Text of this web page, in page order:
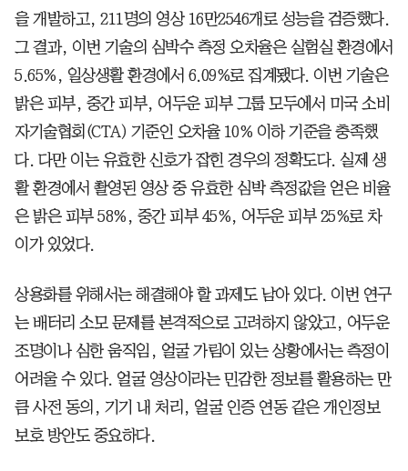
을 개발하고, 211명의 영상 16만2546개로 성능을 검증했다.
그 결과, 이번 기술의 심박수 측정 오차율은 실험실 환경에서
5.65%, 일상생활 환경에서 6.09%로 집계됐다. 이번 기술은
밝은 피부, 중간 피부, 어두운 피부 그룹 모두에서 미국 소비
자기술협회(CTA) 기준인 오차율 10% 이하 기준을 충족했
다. 다만 이는 유효한 신호가 잡힌 경우의 정확도다. 실제 생
활 환경에서 촬영된 영상 중 유효한 심박 측정값을 얻은 비율
은 밝은 피부 58%, 중간 피부 45%, 어두운 피부 25%로 차
이가 있었다.
상용화를 위해서는 해결해야 할 과제도 남아 있다. 이번 연구
는 배터리 소모 문제를 본격적으로 고려하지 않았고, 어두운
조명이나 심한 움직임, 얼굴 가림이 있는 상황에서는 측정이
어려울 수 있다. 얼굴 영상이라는 민감한 정보를 활용하는 만
큼 사전 동의, 기기 내 처리, 얼굴 인증 연동 같은 개인정보
보호 방안도 중요하다.